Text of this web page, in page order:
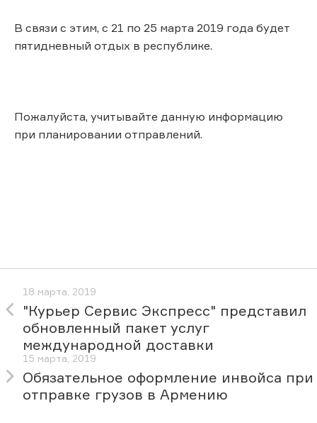
В связи с этим, с 21 по 25 марта 2019 года будет
пятидневный отдых в республике.
Пожалуйста, учитывайте данную информацию
при планировании отправлений.
18 марта, 2019
"Курьер Сервис Экспресс" представил
обновленный пакет услуг
международной доставки
15 марта, 2019
Обязательное оформление инвойса при
отправке грузов в Армению